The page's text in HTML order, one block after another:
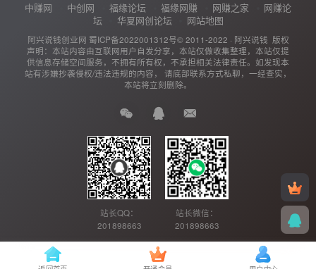
中赚网 中创网 福缘论坛 福缘网赚 网赚之家
网赚论
坛
华夏网创论坛 网站地图
阿兴说钱创业网 蜀ICP备2022001312号© 2011-2022 · 阿兴说钱 版权
声明：本站内容由互联网用户自发分享，本站仅做收集整理，本站仅提
供信息存储空间服务，不拥有所有权，不承担相关法律责任。如发现本
站有涉嫌抄袭侵权/违法违规的内容， 请底部联系方式私聊，一经查实，
本站将立刻删除。
站长QQ：
201898663
站长微信：
201898663